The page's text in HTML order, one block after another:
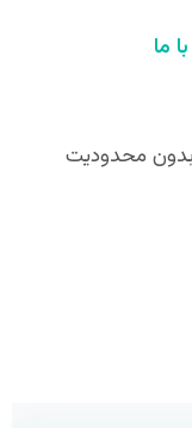
ما
بدون محدودیت